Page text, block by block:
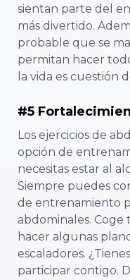
sientan parte del
más divertido.
probable que se
permitan hacer
la vida es cuestión
#5
Los ejercicios de
opción de
necesitas estar al
Siempre puedes
de entrenamiento
abdominales.
hacer algunas
escaladores.
participar contigo.